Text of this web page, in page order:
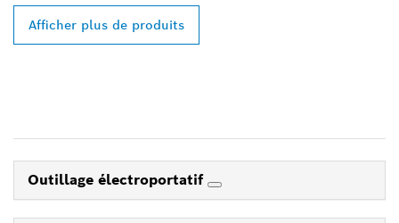
Afficher plus de produits
Outillage électroportatif